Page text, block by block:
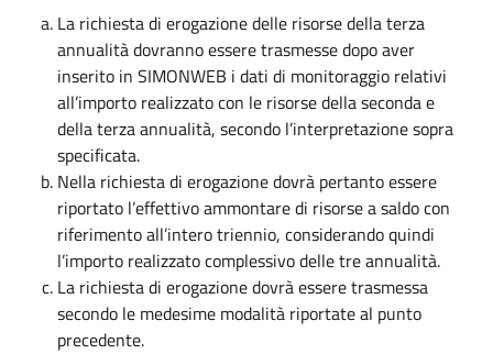
La richiesta di erogazione delle risorse della terza
annualità dovranno essere trasmesse dopo aver
inserito in SIMONWEB i dati di monitoraggio relativi
all’importo realizzato con le risorse della seconda e
della terza annualità, secondo l’interpretazione sopra
specificata.
Nella richiesta di erogazione dovrà pertanto essere
riportato l’effettivo ammontare di risorse a saldo con
riferimento all’intero triennio, considerando quindi
l’importo realizzato complessivo delle tre annualità.
La richiesta di erogazione dovrà essere trasmessa
secondo le medesime modalità riportate al punto
precedente.